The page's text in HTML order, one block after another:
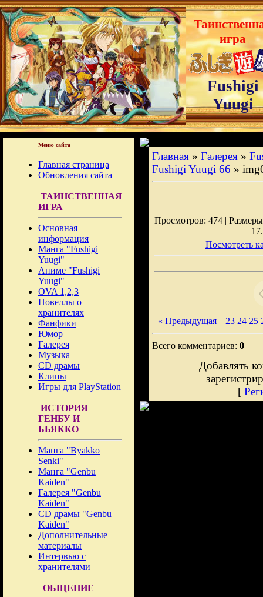
игра
Fushigi
Yuugi
Меню сайта
Главная страница
Обновления сайта
ТАИНСТВЕННАЯ
ИГРА
Основная
информация
Манга "Fushigi
Yuugi"
Аниме "Fushigi
Yuugi"
OVA 1,2,3
Новеллы о
хранителях
Фанфики
Юмор
Галерея
Музыка
CD драмы
Клипы
Игры для PlayStation
ИСТОРИЯ
ГЕНБУ И
БЬЯККО
Манга "Byakko
Senki"
Манга "Genbu
Kaiden"
Галерея "Genbu
Kaiden"
CD драмы "Genbu
Kaiden"
Дополнительные
материалы
Интервью с
хранителями
ОБЩЕНИЕ
Главная » Галерея »
Fushigi Yuugi 66 »
Просмотров: 474 |
Посмотреть
« Предыдущая | 23 24 25
Всего комментариев: 0
Добавлять
[